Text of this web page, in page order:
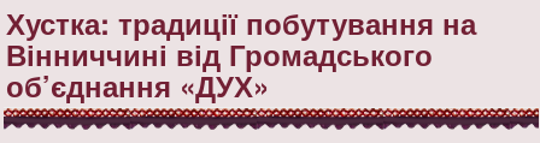
Хустка: традиції побутування на
Вінниччині від Громадського
об’єднання «ДУХ»